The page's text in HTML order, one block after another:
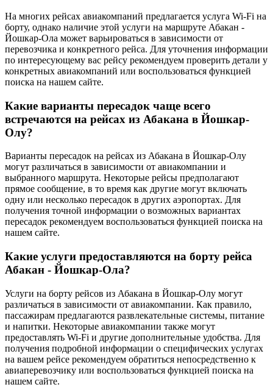
На многих рейсах авиакомпаний предлагается услуга Wi-Fi на
борту, однако наличие этой услуги на маршруте Абакан -
Йошкар-Ола может варьироваться в зависимости от
перевозчика и конкретного рейса. Для уточнения информации
по интересующему вас рейсу рекомендуем проверить детали у
конкретных авиакомпаний или воспользоваться функцией
поиска на нашем сайте.
Какие варианты пересадок чаще всего
встречаются на рейсах из Абакана в Йошкар-
Олу?
Варианты пересадок на рейсах из Абакана в Йошкар-Олу
могут различаться в зависимости от авиакомпании и
выбранного маршрута. Некоторые рейсы предполагают
прямое сообщение, в то время как другие могут включать
одну или несколько пересадок в других аэропортах. Для
получения точной информации о возможных вариантах
пересадок рекомендуем воспользоваться функцией поиска на
нашем сайте.
Какие услуги предоставляются на борту рейса
Абакан - Йошкар-Ола?
Услуги на борту рейсов из Абакана в Йошкар-Олу могут
различаться в зависимости от авиакомпании. Как правило,
пассажирам предлагаются развлекательные системы, питание
и напитки. Некоторые авиакомпании также могут
предоставлять Wi-Fi и другие дополнительные удобства. Для
получения подробной информации о специфических услугах
на вашем рейсе рекомендуем обратиться непосредственно к
авиаперевозчику или воспользоваться функцией поиска на
нашем сайте.